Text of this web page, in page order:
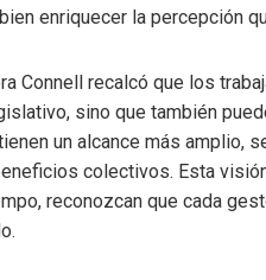
enriquecer la percepción
Connell recalcó que los
sino que también
un alcance más amplio,
colectivos. Esta
reconozcan que cada